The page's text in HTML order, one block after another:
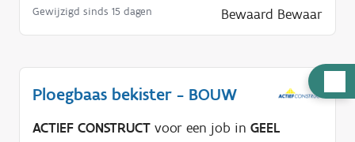
u
Gewijzigd sinds 15 dagen Bewaard Bewaar
Ploegbaas bekister - BOUW
ACTIEF CONSTRUCT voor een job in GEEL